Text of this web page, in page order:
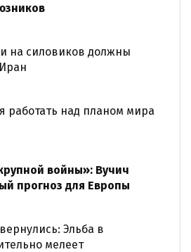
на силовиков должны
работать над планом мира
войны»: Вучич
прогноз для Европы
Эльба в
мелеет